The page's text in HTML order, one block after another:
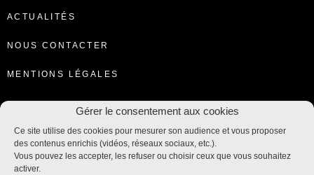
Gérer le consentement aux cookies
Ce site utilise des cookies pour mesurer son audience et vous proposer
des contenus enrichis (vidéos, réseaux sociaux, etc.).
Vous pouvez les accepter, les refuser ou choisir ceux que vous souhaitez
activer.
ACTUALITÉS
NOUS CONTACTER
MENTIONS LÉGALES